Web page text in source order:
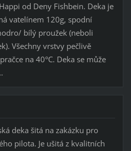
od Deny Fishbein. Deka je
vatelínem 120g, spodní
bílý proužek (neboli
Všechny vrstvy pečlivě
na 40°C. Deka se může
deka šitá na zakázku pro
pilota. Je ušitá z kvalitních